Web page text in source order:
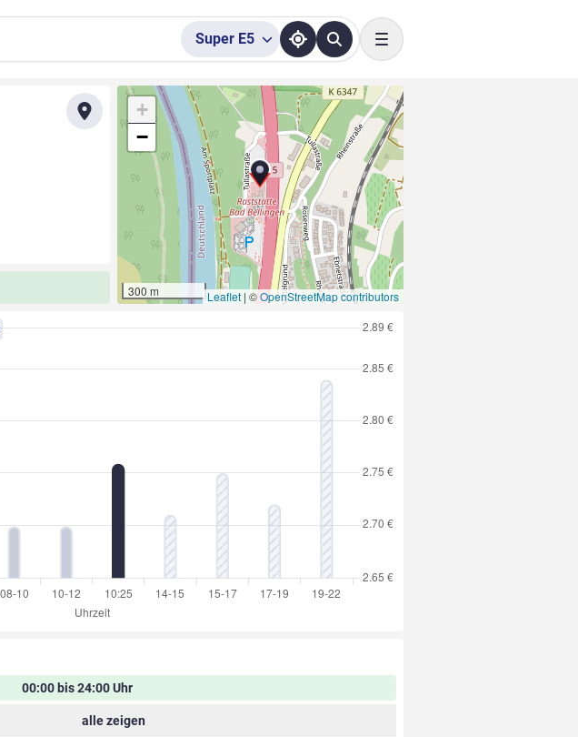
Super E5
Toggle navigation
+
−
300 m Leaflet | ©OpenStreetMap contributors
00:00 bis 24:00 Uhr
alle zeigen